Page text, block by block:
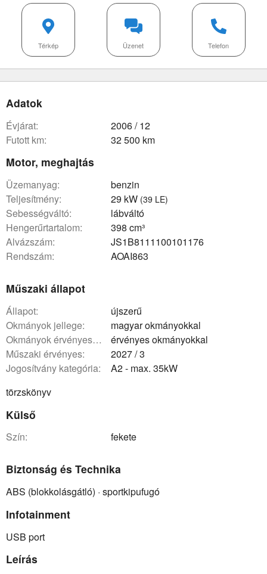
Telefon
Üzenet
Térkép
Adatok
évjárat:
2006 / 12
futott km:
32 500 km
Motor, meghajtás
üzemanyag:
benzin
teljesítmény:
29 kW (39 LE)
sebességváltó:
lábváltó
hengerűrtartalom:
398 cm³
Alvázszám:
JS1B8111100101176
rendszám:
AOAI863
Műszaki állapot
állapot:
újszerű
okmányok jellege:
magyar okmányokkal
okmányok érvényessége:
érvényes okmányokkal
műszaki érvényes:
2027 / 3
Jogosítvány kategória:
A2 - max. 35kW
törzskönyv
Külső
szín: fekete
Biztonság és Technika
ABS (blokkolásgátló) · sportkipufugó
Infotainment
USB port
Leírás